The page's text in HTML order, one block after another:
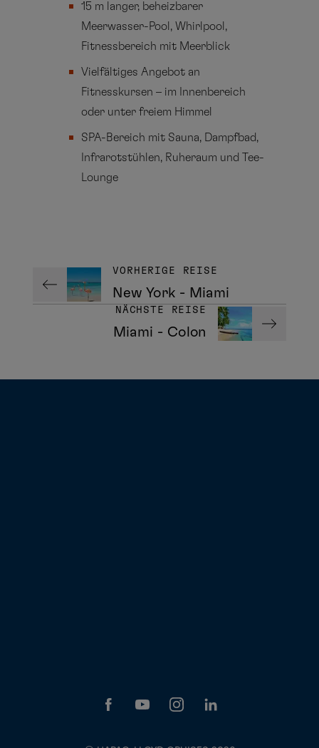
15 m langer, beheizbarer
Meerwasser-Pool, Whirlpool,
Fitnessbereich mit Meerblick
Vielfältiges Angebot an
Fitnesskursen – im Innenbereich
oder unter freiem Himmel
SPA-Bereich mit Sauna, Dampfbad,
Infrarotstühlen, Ruheraum und Tee-
Lounge
VORHERIGE REISE
New York - Miami
NÄCHSTE REISE
Miami - Colon